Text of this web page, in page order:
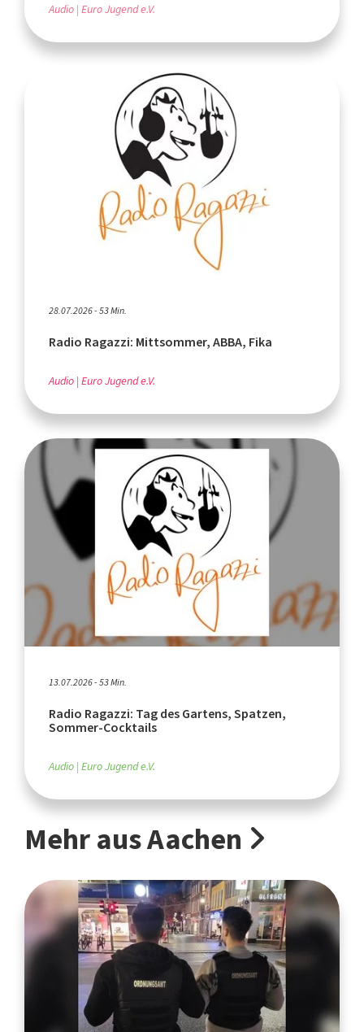
Audio Euro Jugend e.V.
28.07.2026 - 53 Min.
Radio Ragazzi: Mittsommer, ABBA, Fika
Audio Euro Jugend e.V.
13.07.2026 - 53 Min.
Radio Ragazzi: Tag des Gartens, Spatzen,
Sommer-Cocktails
Audio Euro Jugend e.V.
Mehr aus Aachen